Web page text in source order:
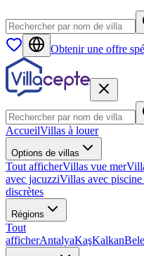
Obtenir une offre
AccueilVillas à louer
Options de villas
Tout afficherVillas vue mer
avec jacuzziVillas avec piscine
discrètes
Régions
Tout
afficherAntalyaKaşKalkan